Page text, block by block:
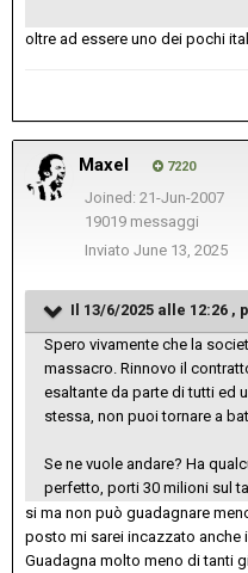
oltre ad essere uno dei pochi
Maxel 7220
Joined: 21-Jun-2007
19019 messaggi
Inviato June 13, 2025
Il 13/6/2025 alle 12:26 ,
Spero vivamente che la
massacro. Rinnovo il
esaltante da parte di tutti ed
stessa, non puoi tornare a
Se ne vuole andare? Ha
perfetto, porti 30 milioni sul
si ma non può guadagnare
posto mi sarei incazzato anche
Guadagna molto meno di tanti